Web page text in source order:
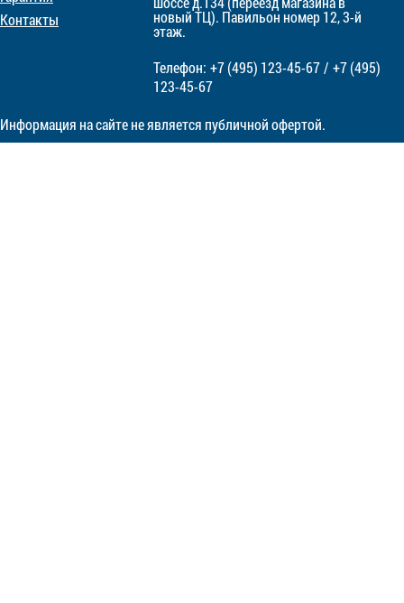
Контакты
новый ТЦ). Павильон номер 12, 3-й
этаж.
Телефон: +7 (495) 123-45-67/ +7 (495)
123-45-67
Информация на сайте не является публичной офертой.